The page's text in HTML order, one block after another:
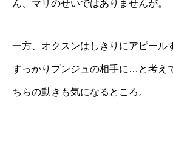
ん、マリのせいではありませんが。
一方、オクスンはしきりにアピール
すっかりプンジュの相手に…と考え
ちらの動きも気になるところ。